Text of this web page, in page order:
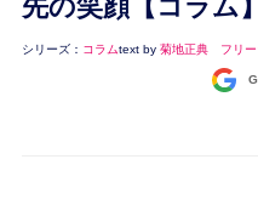
ナショナルチーム
高校サッカー
先の笑顔【コラム】
シリーズ： コラムtext by 菊地正典 フリー